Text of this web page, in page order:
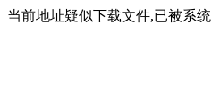
当前地址疑似下载文件,已被系